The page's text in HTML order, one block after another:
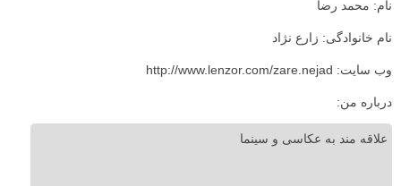
نام: محمد رضا
نام خانوادگی: زارع نژاد
وب سایت: http://www.lenzor.com/zare.nejad
درباره من:
علاقه مند به عکاسی و سینما